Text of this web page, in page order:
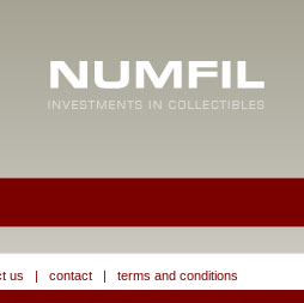
us | contact | terms and conditions